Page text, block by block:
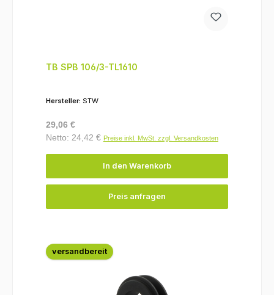
TB SPB 106/3-TL1610
Hersteller: STW
Regulärer Preis:
29,06 €
Netto: 24,42 € Preise inkl. MwSt. zzgl. Versandkosten
In den Warenkorb
Preis anfragen
versandbereit